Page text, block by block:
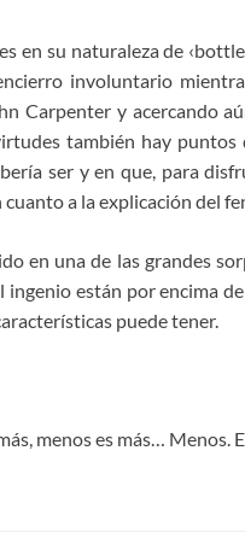
en su naturaleza de
involuntario
Carpenter y acercando
también hay
ser y en que, para
a la explicación del
en una de las grandes
están por encima
puede tener.
menos es más… Menos.